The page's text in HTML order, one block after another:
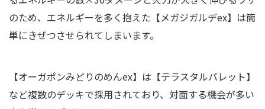
のため、エネルギーを多く抱えた【メガジガルデex】は簡
単にきぜつさせられてしまいます。
【オーガポンみどりのめんex】は【テラスタルバレット】
など複数のデッキで採用されており、対面する機会が多い